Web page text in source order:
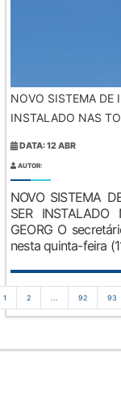
NOVO SISTEMA DE
INSTALADO NAS
DATA: 12 ABR
AUTOR:
NOVO SISTEMA
SER INSTALADO
GEORG O
nesta quinta-feira
1 2 ... 92 93